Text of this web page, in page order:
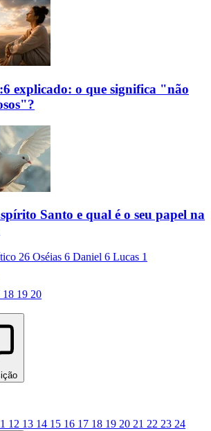
explicado: o que significa "não
Santo e qual é o seu papel na
26 Oséias 6 Daniel 6 Lucas 1
18 19 20
12 13 14 15 16 17 18 19 20 21 22 23 24